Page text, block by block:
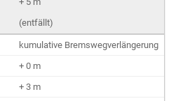
(entfällt)
kumulative Bremswegverlängerung
+ 0 m
+ 3 m